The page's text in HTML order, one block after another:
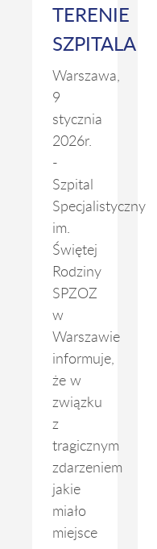
TERENIE
SZPITALA
Warszawa,
9
stycznia
2026r.
-
Szpital
Specjalistyczny
im.
Świętej
Rodziny
SPZOZ
w
Warszawie
informuje,
że w
związku
z
tragicznym
zdarzeniem
jakie
miało
miejsce